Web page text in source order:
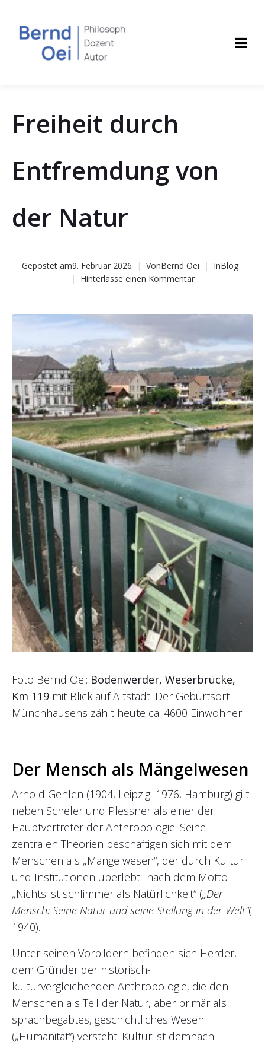
Freiheit durch
Entfremdung von
der Natur
Gepostet am9. Februar 2026 VonBernd Oei InBlog
Hinterlasse einen Kommentar
Foto Bernd Oei: Bodenwerder, Weserbrücke,
Km 119 mit Blick auf Altstadt. Der Geburtsort
Münchhausens zählt heute ca. 4600 Einwohner
Der Mensch als Mängelwesen
Arnold Gehlen (1904, Leipzig–1976, Hamburg) gilt
neben Scheler und Plessner als einer der
Hauptvertreter der Anthropologie. Seine
zentralen Theorien beschäftigen sich mit dem
Menschen als „Mängelwesen“, der durch Kultur
und Institutionen überlebt- nach dem Motto
„Nichts ist schlimmer als Natürlichkeit“ („Der
Mensch: Seine Natur und seine Stellung in der Welt“(
1940).
Unter seinen Vorbildern befinden sich Herder,
dem Gründer der historisch-
kulturvergleichenden Anthropologie, die den
Menschen als Teil der Natur, aber primär als
sprachbegabtes, geschichtliches Wesen
(„Humanität“) versteht. Kultur ist demnach